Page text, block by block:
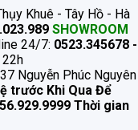
Khuê - Tây Hồ - Hà
SHOWROOM
24/7: 0523.345678 -
22h
Nguyễn Phúc Nguyên
trước Khi Qua Để
Thời gian